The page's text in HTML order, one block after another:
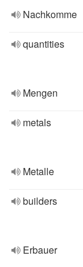
Nachkomme
quantities
Mengen
metals
Metalle
builders
Erbauer